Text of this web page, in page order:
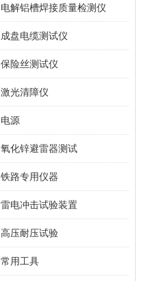
电解铝槽焊接质量检测仪
成盘电缆测试仪
保险丝测试仪
激光清障仪
电源
氧化锌避雷器测试
铁路专用仪器
雷电冲击试验装置
高压耐压试验
常用工具